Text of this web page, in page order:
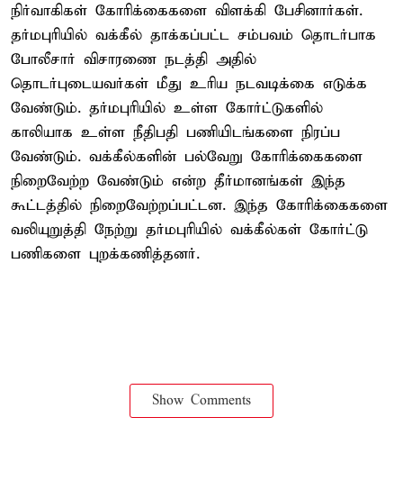
நிர்வாகிகள் கோரிக்கைகளை விளக்கி பேசினார்கள்.
தர்மபுரியில் வக்கீல் தாக்கப்பட்ட சம்பவம் தொடர்பாக
போலீசார் விசாரணை நடத்தி அதில்
தொடர்புடையவர்கள் மீது உரிய நடவடிக்கை எடுக்க
வேண்டும். தர்மபுரியில் உள்ள கோர்ட்டுகளில்
காலியாக உள்ள நீதிபதி பணியிடங்களை நிரப்ப
வேண்டும். வக்கீல்களின் பல்வேறு கோரிக்கைகளை
நிறைவேற்ற வேண்டும் என்ற தீர்மானங்கள் இந்த
கூட்டத்தில் நிறைவேற்றப்பட்டன. இந்த கோரிக்கைகளை
வலியுறுத்தி நேற்று தர்மபுரியில் வக்கீல்கள் கோர்ட்டு
பணிகளை புறக்கணித்தனர்.
Show Comments